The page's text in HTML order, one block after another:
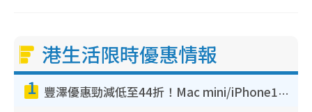
港生活限時優惠情報
1 豐澤優惠勁減低至44折！Mac mini/iPhone17Pro大減價！廚房家電$220起